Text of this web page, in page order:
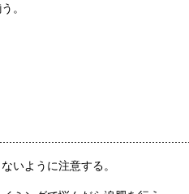
。
いように注意する。